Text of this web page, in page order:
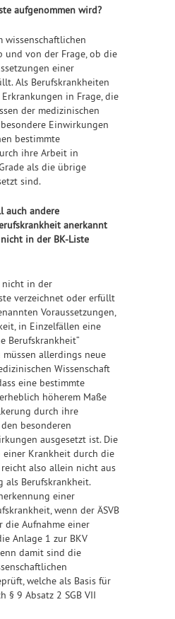
aufgenommen wird?
wissenschaftlichen
und von der Frage, ob die
einer
Als Berufskrankheiten
in Frage, die
der medizinischen
Einwirkungen
bestimmte
ihre Arbeit in
als die übrige
sind.
auch andere
anerkannt
in der BK-Liste
nicht in der
verzeichnet oder erfüllt
Voraussetzungen,
in Einzelfällen eine
Berufskrankheit“
müssen allerdings neue
Wissenschaft
eine bestimmte
höherem Maße
durch ihre
besonderen
ausgesetzt ist. Die
einer Krankheit durch die
also allein nicht aus
als Berufskrankheit.
einer
wenn der ÄSVB
die Aufnahme einer
Anlage 1 zur BKV
damit sind die
welche als Basis für
§ 9 Absatz 2 SGB VII